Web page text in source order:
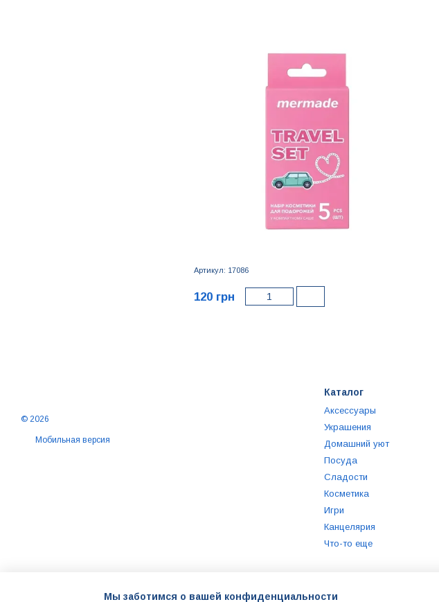
Артикул: 17086
120 грн
© 2026
Мобильная версия
Каталог
Аксессуары
Украшения
Домашний уют
Посуда
Сладости
Косметика
Игри
Канцелярия
Что-то еще
Мы заботимся о вашей конфиденциальности